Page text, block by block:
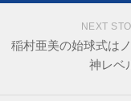
NEXT
稲村亜美の始球式は
神レベ